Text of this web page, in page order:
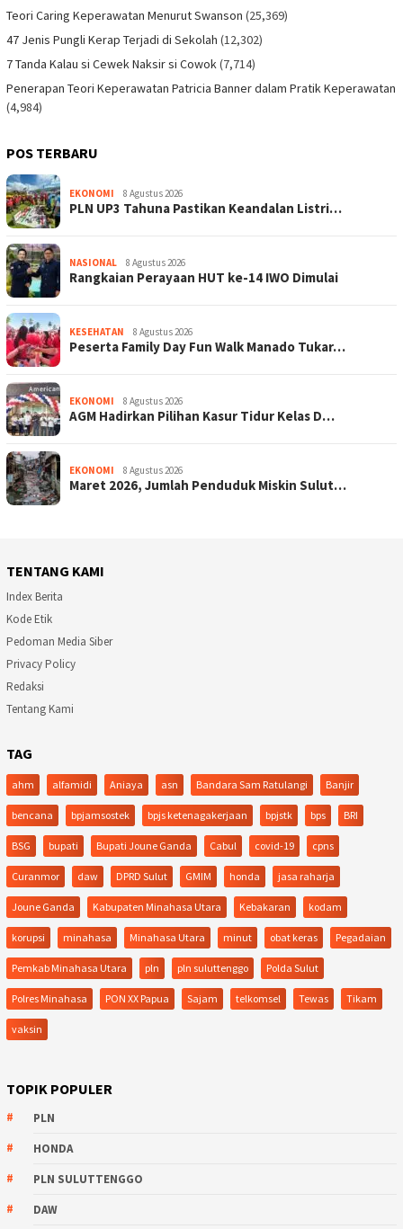
Teori Caring Keperawatan Menurut Swanson (25,369)
47 Jenis Pungli Kerap Terjadi di Sekolah (12,302)
7 Tanda Kalau si Cewek Naksir si Cowok(7,714)
Penerapan Teori Keperawatan Patricia Banner dalam Pratik Keperawatan
(4,984)
POS TERBARU
EKONOMI 8 Agustus 2026
PLN UP3 Tahuna Pastikan Keandalan Listri…
NASIONAL 8 Agustus 2026
Rangkaian Perayaan HUT ke-14 IWO Dimulai
KESEHATAN 8 Agustus 2026
Peserta Family Day Fun Walk Manado Tukar…
EKONOMI 8 Agustus 2026
AGM Hadirkan Pilihan Kasur Tidur Kelas D…
EKONOMI 8 Agustus 2026
Maret 2026, Jumlah Penduduk Miskin Sulut…
TENTANG KAMI
Index Berita
Kode Etik
Pedoman Media Siber
Privacy Policy
Redaksi
Tentang Kami
TAG
ahm alfamidi Aniaya asn Bandara Sam Ratulangi Banjir
bencana bpjamsostek bpjs ketenagakerjaan bpjstk bps BRI
BSG bupati Bupati Joune Ganda Cabul covid-19 cpns
Curanmor daw DPRD Sulut GMIM honda jasa raharja
Joune Ganda Kabupaten Minahasa Utara Kebakaran kodam
korupsi minahasa Minahasa Utara minut obat keras Pegadaian
Pemkab Minahasa Utara pln pln suluttenggo Polda Sulut
Polres Minahasa PON XX Papua Sajam telkomsel Tewas Tikam
vaksin
TOPIK POPULER
PLN
HONDA
PLN SULUTTENGGO
DAW